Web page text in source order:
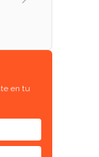
en tu